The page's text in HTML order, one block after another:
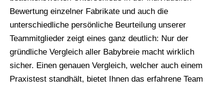
Bewertung einzelner Fabrikate und auch die
unterschiedliche persönliche Beurteilung unserer
Teammitglieder zeigt eines ganz deutlich: Nur der
gründliche Vergleich aller Babybreie macht wirklich
sicher. Einen genauen Vergleich, welcher auch einem
Praxistest standhält, bietet Ihnen das erfahrene Team